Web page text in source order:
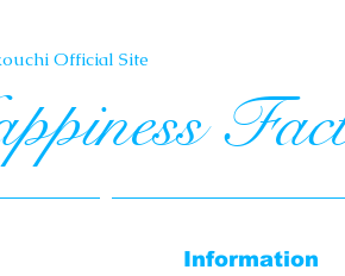
Information
Official Site​